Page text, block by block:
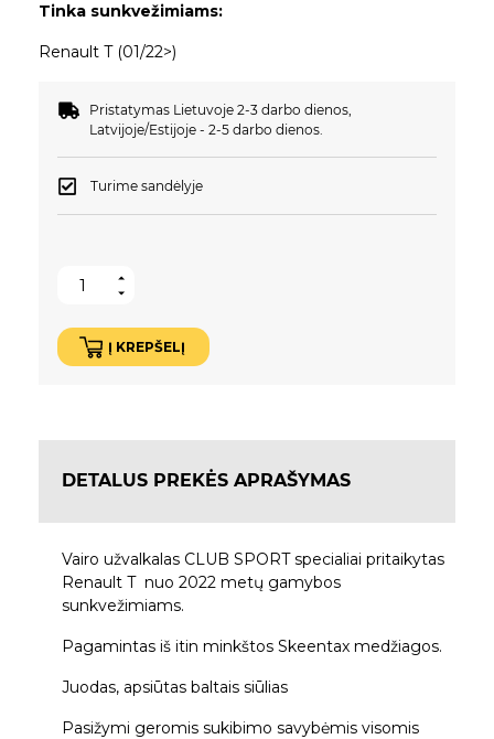
Tinka sunkvežimiams:
Renault T (01/22>)
Pristatymas Lietuvoje 2-3 darbo dienos,
Latvijoje/Estijoje - 2-5 darbo dienos.
Turime sandėlyje
Į KREPŠELĮ
DETALUS PREKĖS APRAŠYMAS
Vairo užvalkalas CLUB SPORT specialiai pritaikytas
Renault T nuo 2022 metų gamybos
sunkvežimiams.
Pagamintas iš itin minkštos Skeentax medžiagos.
Juodas, apsiūtas baltais siūlias
Pasižymi geromis sukibimo savybėmis visomis